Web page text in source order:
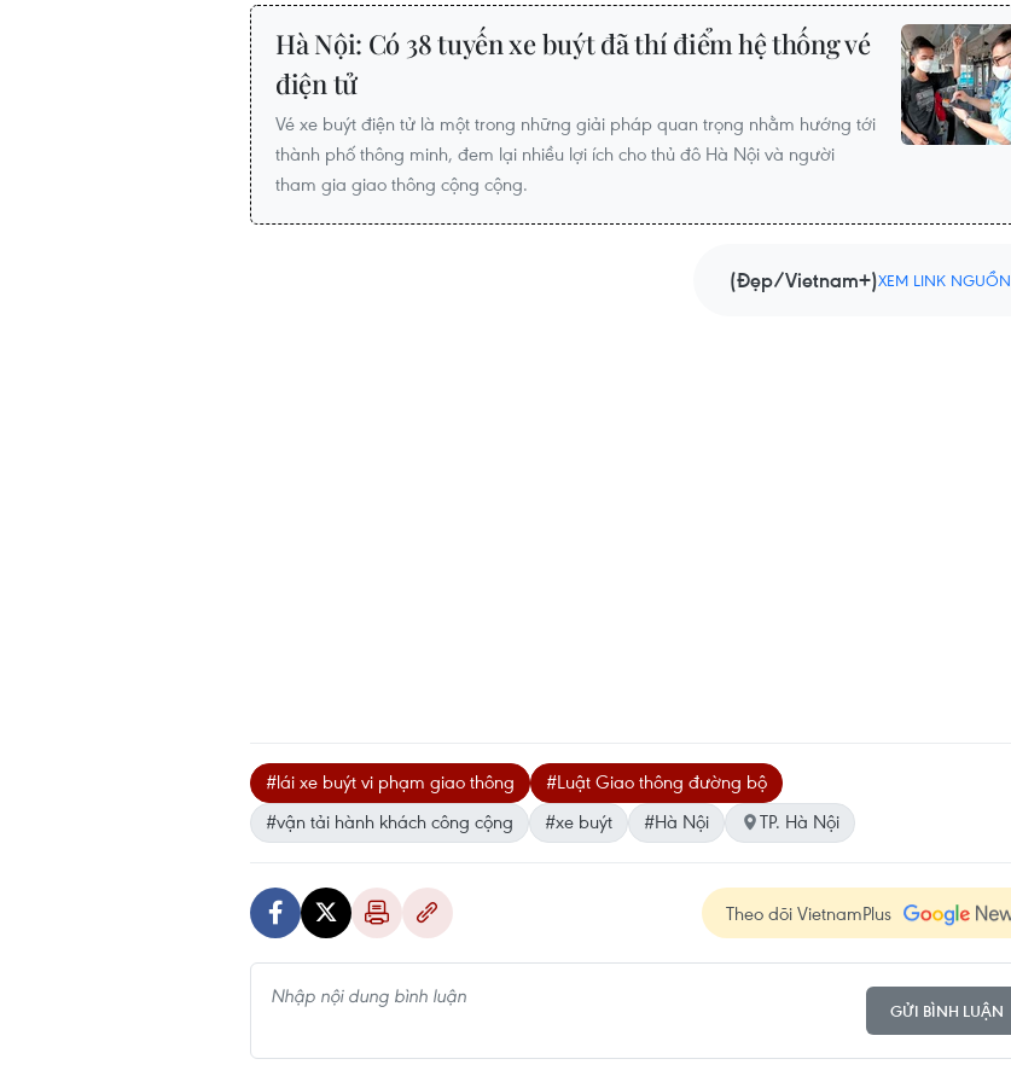
Hà Nội: Có 38 tuyến xe buýt đã thí điểm hệ thống vé
điện tử
Vé xe buýt điện tử là một trong những giải pháp quan trọng nhằm hướng tới
thành phố thông minh, đem lại nhiều lợi ích cho thủ đô Hà Nội và người
tham gia giao thông cộng cộng.
(Đẹp/Vietnam+)XEM LINK NGUỒN
#lái xe buýt vi phạm giao thông
#Luật Giao thông đường bộ
#vận tải hành khách công cộng
#xe buýt #Hà Nội TP. Hà Nội
Theo dõi VietnamPlus
GỬI BÌNH LUẬN